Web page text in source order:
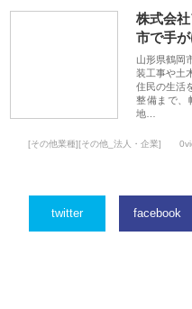
株式会
市で手
山形県鶴岡
装工事や土
住民の生活
整備まで、
地…
[その他業種][その他_法人・企業]
twitter facebook